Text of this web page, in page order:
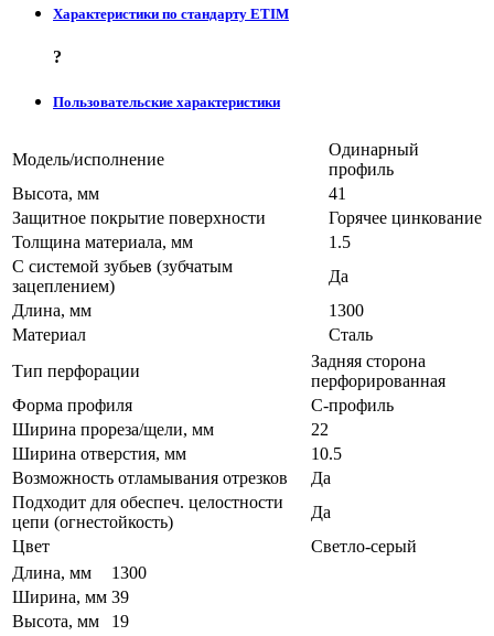
Характеристики по стандарту ETIM
?
Пользовательские характеристики
Модель/исполнение
Одинарный
профиль
Высота, мм
41
Защитное покрытие поверхности
Горячее цинкование
Толщина материала, мм
1.5
С системой зубьев (зубчатым
зацеплением)
Да
Длина, мм
1300
Материал
Сталь
Тип перфорации
Задняя сторона
перфорированная
Форма профиля
С-профиль
Ширина прореза/щели, мм
22
Ширина отверстия, мм
10.5
Возможность отламывания отрезков
Да
Подходит для обеспеч. целостности
цепи (огнестойкость)
Да
Цвет
Светло-серый
Длина, мм
1300
Ширина, мм 39
Высота, мм
19